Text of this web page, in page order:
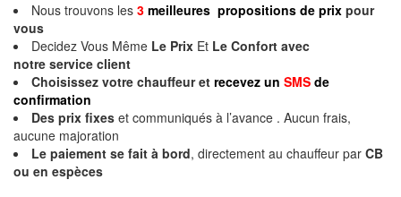
Nous trouvons les 3 meilleures propositions de prix pour
vous
Decidez Vous Même Le Prix Et Le Confort avec
notre service client
Choisissez votre chauffeur et recevez un SMS de
confirmation
Des prix fixes et communiqués à l’avance . Aucun frais,
aucune majoration
Le paiement se fait à bord, directement au chauffeur par CB
ou en espèces